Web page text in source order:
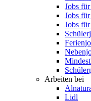
Jobs
Jobs
Jobs
Arbeiten bei
Lidl